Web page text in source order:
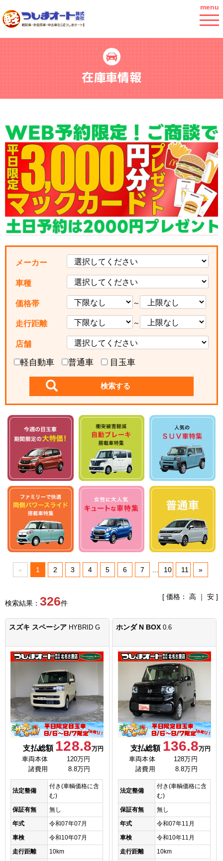
menu
在庫車情報
メーカー
車種
価格帯 ～
走行距離 ～
店舗
軽自動車 普通車 目玉車
« 1 2 3 4 5 6 7 10 11 »
検索結果： 326件
[ 価格： 高 ｜ 安 ]
スズキ スペーシア HYBRID G
支払総額 128.8万円
車両本体
120万円
諸費用
8.8万円
法定整備
付き(車輌価格に含
む)
保証有無
無し
年式
令和07年07月
車検
令和10年07月
走行距離
10km
ホンダ N BOX0.6
支払総額 136.8万円
車両本体
128万円
諸費用
8.8万円
法定整備
付き(車輌価格に含
む)
保証有無
無し
年式
令和07年11月
車検
令和10年11月
走行距離
10km